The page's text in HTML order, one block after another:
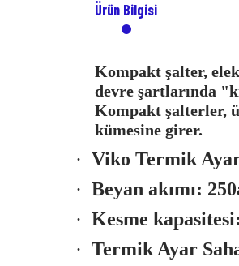
Ürün Bilgisi
Kompakt şalter,
devre şartlarında
Kompakt şalterler,
kümesine girer.
· Viko Termik
· Beyan akımı:
· Kesme
· Termik Ayar